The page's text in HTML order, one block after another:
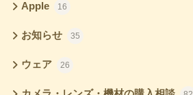
Apple 16
お知らせ 35
ウェア 26